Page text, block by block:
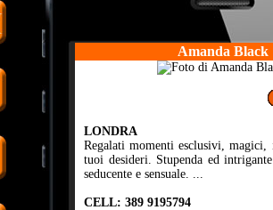
Amanda Black
LONDRA
Regalati momenti esclusivi,
tuoi desideri. Stupenda ed
seducente e sensuale. ...
CELL: 389 9195794